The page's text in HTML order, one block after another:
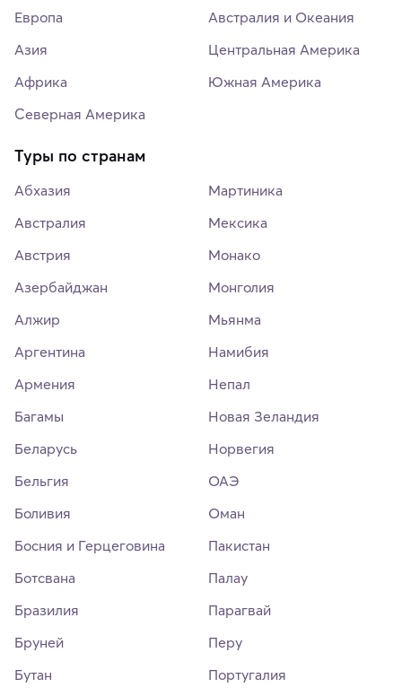
Европа
Азия
Африка
Северная Америка
Австралия и Океания
Центральная Америка
Южная Америка
Туры по странам
Абхазия
Австралия
Австрия
Азербайджан
Алжир
Аргентина
Армения
Багамы
Беларусь
Бельгия
Боливия
Босния и Герцеговина
Ботсвана
Бразилия
Бруней
Бутан
Мартиника
Мексика
Монако
Монголия
Мьянма
Намибия
Непал
Новая Зеландия
Норвегия
ОАЭ
Оман
Пакистан
Палау
Парагвай
Перу
Португалия